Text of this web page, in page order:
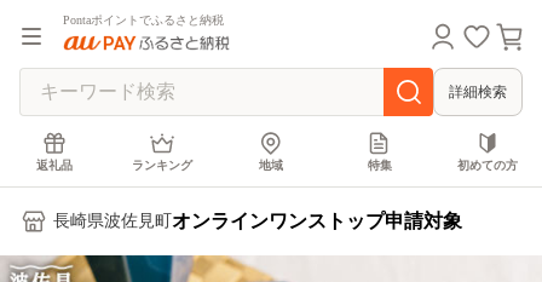
Pontaポイントでふるさと納税
詳細検索
返礼品 ランキング 地域 特集 初めての方
長崎県波佐見町 オンラインワンストップ申請対象